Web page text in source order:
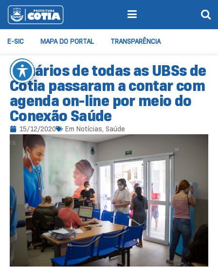
E-SIC MAPA DO PORTAL TRANSPARÊNCIA
Usuários de todas as UBSs de
Cotia passaram a contar com
agenda on-line por meio do
Conexão Saúde
15/12/2020 Em Notícias, Saúde